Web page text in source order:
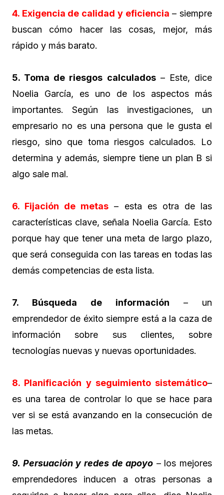
4. Exigencia de calidad y eficiencia – siempre
buscan cómo hacer las cosas, mejor, más
rápido y más barato.
5. Toma de riesgos calculados– Este, dice
Noelia García, es uno de los aspectos más
importantes. Según las investigaciones, un
empresario no es una persona que le gusta el
riesgo, sino que toma riesgos calculados. Lo
determina y además, siempre tiene un plan B si
algo sale mal.
6. Fijación de metas – esta es otra de las
características clave, señala Noelia García. Esto
porque hay que tener una meta de largo plazo,
que será conseguida con las tareas en todas las
demás competencias de esta lista.
7. Búsqueda de información – un
emprendedor de éxito siempre está a la caza de
información sobre sus clientes, sobre
tecnologías nuevas y nuevas oportunidades.
8. Planificación y seguimiento sistemático–
es una tarea de controlar lo que se hace para
ver si se está avanzando en la consecución de
las metas.
9. Persuación y redes de apoyo – los mejores
emprendedores inducen a otras personas a